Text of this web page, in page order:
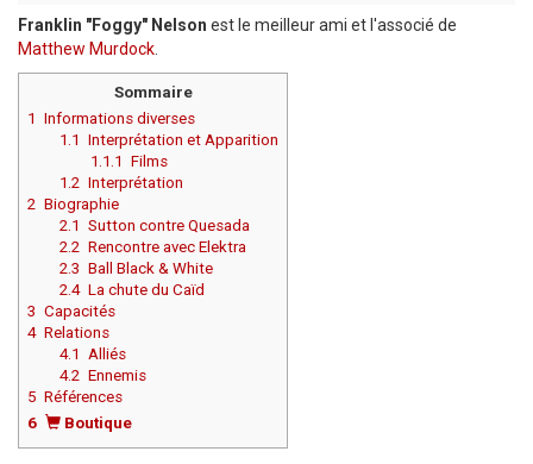
Franklin "Foggy" Nelson est le meilleur ami et l'associé de
Matthew Murdock.
Sommaire
1 Informations diverses
1.1 Interprétation et Apparition
1.1.1
Films
1.2 Interprétation
2 Biographie
2.1 Sutton contre Quesada
2.2 Rencontre avec Elektra
2.3 Ball Black & White
2.4 La chute du Caïd
3 Capacités
4 Relations
4.1 Alliés
4.2 Ennemis
5 Références
6
Boutique